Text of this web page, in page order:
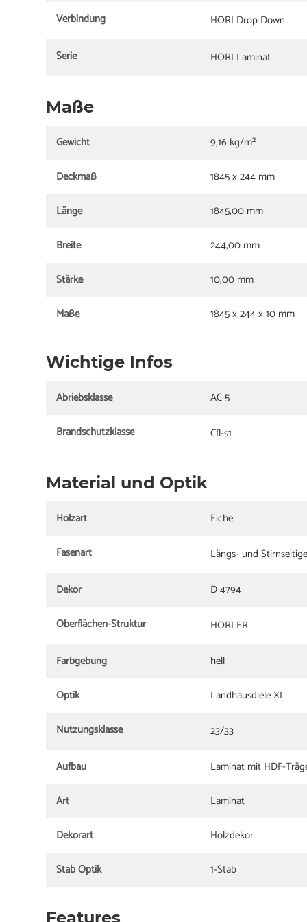
Verbindung HORI Drop Down
Serie HORI Laminat
Maße
Gewicht
9,16 kg/m²
Deckmaß
1845 x 244 mm
Länge
1845,00 mm
Breite
244,00 mm
Stärke
10,00 mm
Maße
1845 x 244 x 10 mm
Wichtige Infos
Abriebsklasse
AC 5
Brandschutzklasse
Cfl-s1
Material und Optik
Holzart
Eiche
Fasenart
Längs- und
Dekor
D 4794
Oberflächen-Struktur
HORI ER
Farbgebung
hell
Optik
Landhausdiele XL
Nutzungsklasse
23/33
Aufbau
Laminat mit HDF-
Art
Laminat
Dekorart
Holzdekor
Stab Optik
1-Stab
Features